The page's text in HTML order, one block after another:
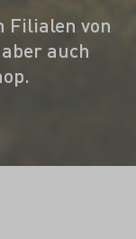
Filialen von
auch